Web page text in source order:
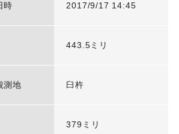
時 2017/9/17 14:45
443.5ミリ
測地 臼杵
379ミリ